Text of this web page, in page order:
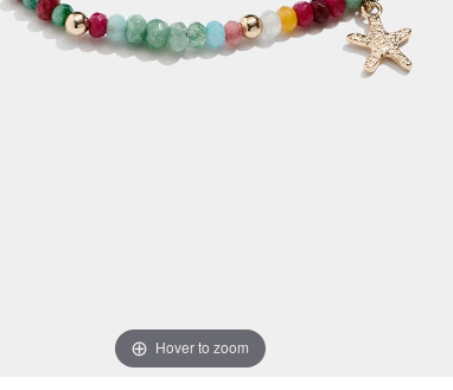
Hover to zoom